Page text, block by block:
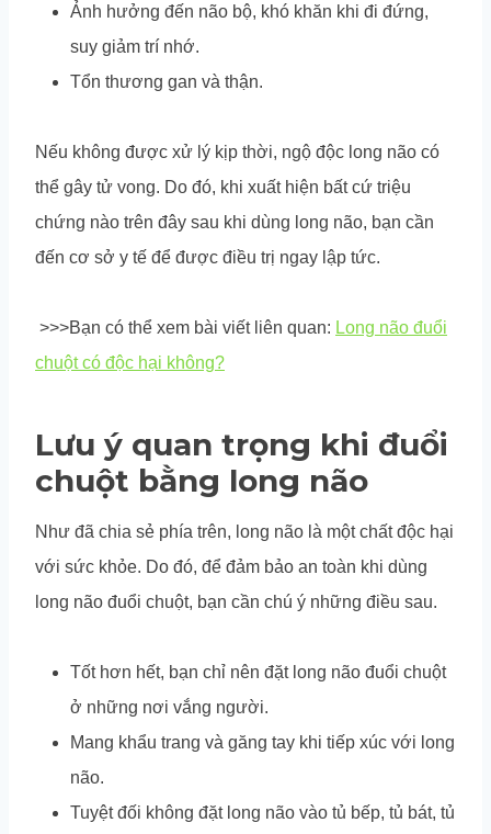
Ảnh hưởng đến não bộ, khó khăn khi đi đứng,
suy giảm trí nhớ.
Tổn thương gan và thận.
Nếu không được xử lý kịp thời, ngộ độc long não có
thể gây tử vong. Do đó, khi xuất hiện bất cứ triệu
chứng nào trên đây sau khi dùng long não, bạn cần
đến cơ sở y tế để được điều trị ngay lập tức.
>>>Bạn có thể xem bài viết liên quan: Long não đuổi
chuột có độc hại không?
Lưu ý quan trọng khi đuổi
chuột bằng long não
Như đã chia sẻ phía trên, long não là một chất độc hại
với sức khỏe. Do đó, để đảm bảo an toàn khi dùng
long não đuổi chuột, bạn cần chú ý những điều sau.
Tốt hơn hết, bạn chỉ nên đặt long não đuổi chuột
ở những nơi vắng người.
Mang khẩu trang và găng tay khi tiếp xúc với long
não.
Tuyệt đối không đặt long não vào tủ bếp, tủ bát, tủ